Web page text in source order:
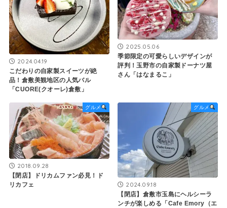
2024.04.19
こだわりの自家製スイーツが絶
品！倉敷美観地区の人気バル
「CUORE(クオーレ)倉敷」
2025.05.06
季節限定の可愛らしいデザインが
評判！玉野市の自家製ドーナツ屋
さん「はなまるこ」
グルメ
2018.09.28
【閉店】ドリカムファン必見！ド
リカフェ
グルメ
2024.09.18
【閉店】倉敷市玉島にヘルシーラ
ンチが楽しめる「Cafe Emory（エ